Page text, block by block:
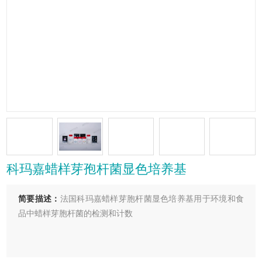
科玛嘉蜡样芽孢杆菌显色培养基
简要描述： 法国科玛嘉蜡样芽胞杆菌显色培养基用于环境和食
品中蜡样芽胞杆菌的检测和计数